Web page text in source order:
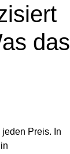
das
Preis. In
in